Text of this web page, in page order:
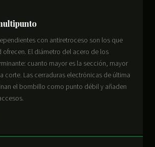
con antiretroceso son los que
ofrecen. El diámetro del acero de los
cuanto mayor es la sección, mayor
corte. Las cerraduras electrónicas de última
el bombillo como punto débil y añaden